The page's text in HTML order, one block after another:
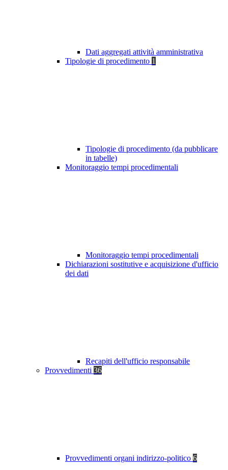
Dati aggregati attività amministrativa
Tipologie di procedimento 1
Tipologie di procedimento (da pubblicare
in tabelle)
Monitoraggio tempi procedimentali
Monitoraggio tempi procedimentali
Dichiarazioni sostitutive e acquisizione d'ufficio
dei dati
Recapiti dell'ufficio responsabile
Provvedimenti 36
Provvedimenti organi indirizzo-politico 6